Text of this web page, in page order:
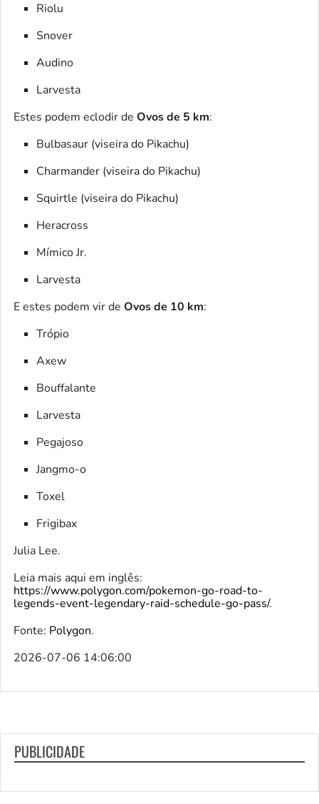
Riolu
Snover
Audino
Larvesta
Estes podem eclodir de Ovos de 5 km:
Bulbasaur (viseira do Pikachu)
Charmander (viseira do Pikachu)
Squirtle (viseira do Pikachu)
Heracross
Mímico Jr.
Larvesta
E estes podem vir de Ovos de 10 km:
Trópio
Axew
Bouffalante
Larvesta
Pegajoso
Jangmo-o
Toxel
Frigibax
Julia Lee.
Leia mais aqui em inglês:
https://www.polygon.com/pokemon-go-road-to-
legends-event-legendary-raid-schedule-go-pass/.
Fonte: Polygon.
2026-07-06 14:06:00
PUBLICIDADE